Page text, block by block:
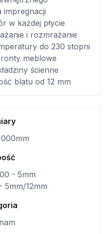
impregnacji
w każdej płycie
i rozmrażanie
do 230 stopni
meblowe
ścienne
blatu od 12 mm
- 5mm
5mm/12mm